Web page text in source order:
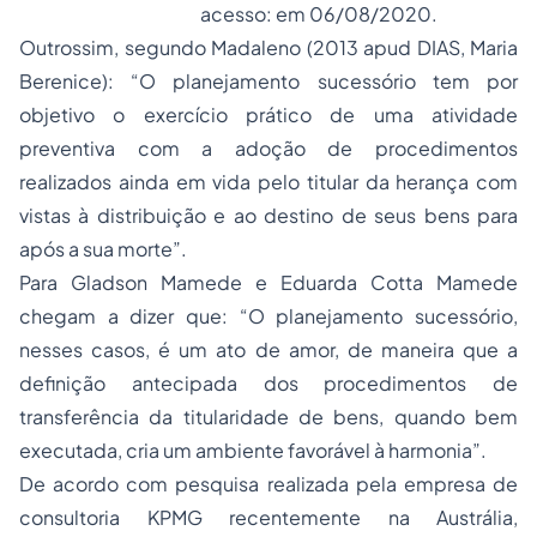
acesso: em 06/08/2020.
Outrossim, segundo Madaleno (2013 apud DIAS, Maria
Berenice): “O planejamento sucessório tem por
objetivo o exercício prático de uma atividade
preventiva com a adoção de procedimentos
realizados ainda em vida pelo titular da herança com
vistas à distribuição e ao destino de seus bens para
após a sua morte”.
Para Gladson Mamede e Eduarda Cotta Mamede
chegam a dizer que: “O planejamento sucessório,
nesses casos, é um ato de amor, de maneira que a
definição antecipada dos procedimentos de
transferência da titularidade de bens, quando bem
executada, cria um ambiente favorável à harmonia”.
De acordo com pesquisa realizada pela empresa de
consultoria KPMG recentemente na Austrália,